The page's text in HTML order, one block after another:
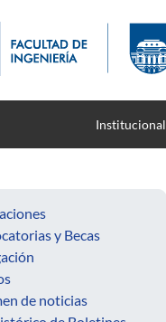
Institucional
y Becas
de noticias